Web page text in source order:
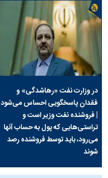
در وزارت نفت «رهاشدگی» و
فقدان پاسخگویی احساس می‌شود
| فروشنده نفت وزیر است و
تراستی‌هایی که پول به حساب آنها
می‌رود، باید توسط فروشنده رصد
شوند